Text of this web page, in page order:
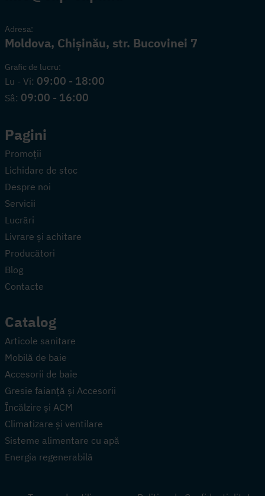
Adresa:
Moldova, Chișinău, str. Bucovinei 7
Grafic de lucru:
Lu - Vi: 09:00 - 18:00
Sâ: 09:00 - 16:00
Pagini
Promoții
Lichidare de stoc
Despre noi
Servicii
Lucrări
Livrare și achitare
Producători
Blog
Contacte
Catalog
Articole sanitare
Mobilă de baie
Accesorii de baie
Gresie faianță și Accesorii
Încălzire și ACM
Climatizare și ventilare
Sisteme alimentare cu apă
Energia regenerabilă